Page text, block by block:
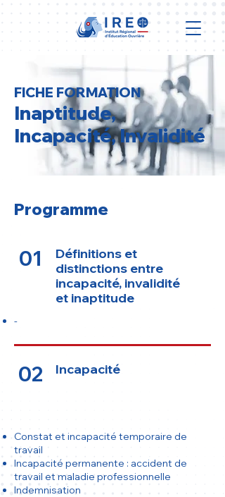
FICHE FORMATION
Inaptitude,
Incapacité, Invalidité
Programme
01
Définitions et
distinctions entre
incapacité, invalidité
et inaptitude
-
02 Incapacité
Constat et incapacité temporaire de
travail
Incapacité permanente : accident de
travail et maladie professionnelle
Indemnisation